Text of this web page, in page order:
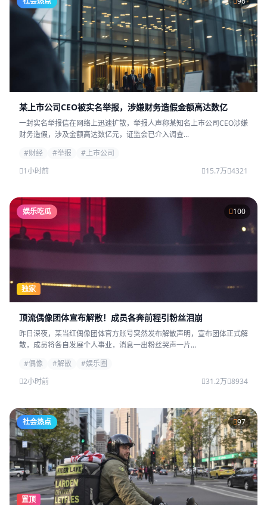
某上市公司CEO被实名举报，涉嫌财务造假金额高达数亿
一封实名举报信在网络上迅速扩散，举报人声称某知名上市公司CEO涉嫌
财务造假，涉及金额高达数亿元，证监会已介入调查...
#财经
#举报
#上市公司
1小时前
15.7万 4321
娱乐吃瓜 100
独家
顶流偶像团体宣布解散！成员各奔前程引粉丝泪崩
昨日深夜，某当红偶像团体官方账号突然发布解散声明，宣布团体正式解
散，成员将各自发展个人事业，消息一出粉丝哭声一片...
#偶像
#解散
#娱乐圈
2小时前
31.2万 8934
社会热点 97
置顶